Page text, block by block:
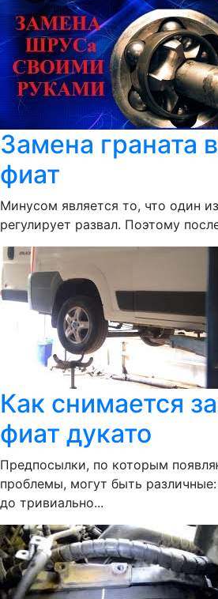
Замена граната
фиат
Минусом является то, что один
регулирует развал. Поэтому
Как снимается
фиат дукато
Предпосылки, по которым
проблемы, могут быть
до тривиально...